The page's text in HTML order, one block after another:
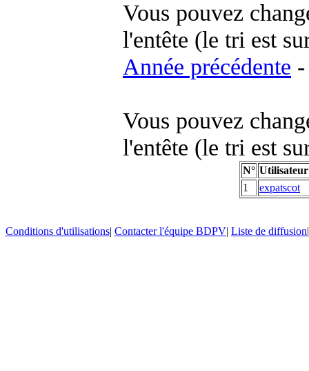
Vous pouvez
l'entête (le tri est
Année précédente
Vous pouvez
l'entête (le tri est
N° Utilisateur
1
expatscot
Conditions d'utilisations| Contacter l'équipe BDPV| Liste de diffusion